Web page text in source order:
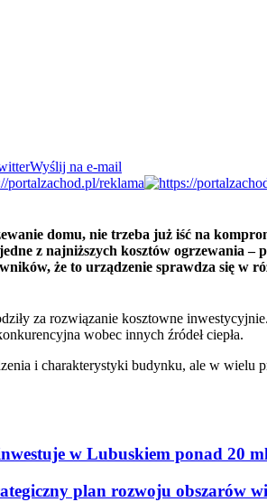
Wyślij na e-mail
domu, nie trzeba już iść na
z najniższych kosztów ogrzewania
że to urządzenie sprawdza się w
za rozwiązanie kosztowne
wobec innych źródeł ciepła.
i charakterystyki budynku, ale w wielu
w Lubuskiem ponad 20
plan rozwoju obszarów